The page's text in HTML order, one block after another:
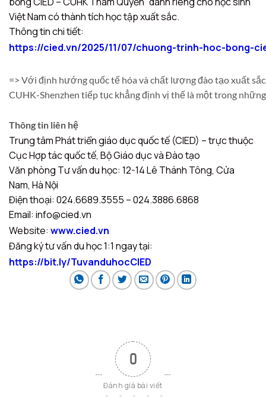
Việt Nam có thành tích học tập xuất sắc.
Thông tin chi tiết:
https://cied.vn/2025/11/07/chuong-trinh-hoc-bong-
=> Với định hướng quốc tế hóa và chất lượng đào tạo xuất
CUHK-Shenzhen tiếp tục khẳng định vị thế là một trong
Thông tin liên hệ
Trung tâm Phát triển giáo dục quốc tế (CIED) – trực thuộc
Cục Hợp tác quốc tế, Bộ Giáo dục và Đào tạo
Văn phòng Tư vấn du học: 12-14 Lê Thánh Tông, Cửa
Nam, Hà Nội
Điện thoại: 024.6689.3555 – 024.3886.6868
Email: info@cied.vn
Website: www.cied.vn
Đăng ký tư vấn du học 1:1 ngay tại:
https://bit.ly/TuvanduhocCIED
0
Đánh giá bài viết